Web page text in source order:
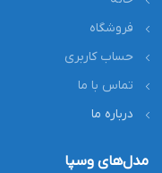
فروشگاه
حساب کاربری
تماس با ما
درباره ما
مدل‌های وسپا